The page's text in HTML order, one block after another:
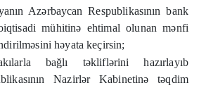
Azərbaycan Respublikasının bank
mühitinə ehtimal olunan mənfi
həyata keçirsin;
bağlı təkliflərini hazırlayıb
Nazirlər Kabinetinə təqdim